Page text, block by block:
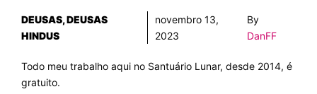
DEUSAS,DEUSAS
HINDUS
novembro 13,
2023
By
DanFF
Todo meu trabalho aqui no Santuário Lunar, desde 2014, é
gratuito.